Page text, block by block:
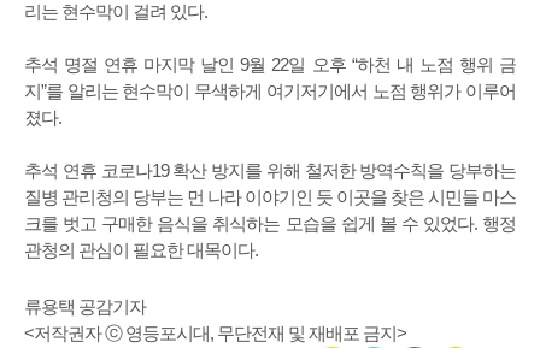
리는 현수막이 걸려 있다.
추석 명절 연휴 마지막 날인 9월 22일 오후 “하천 내 노점 행위 금
지”를 알리는 현수막이 무색하게 여기저기에서 노점 행위가 이루어
졌다.
추석 연휴 코로나19 확산 방지를 위해 철저한 방역수칙을 당부하는
질병 관리청의 당부는 먼 나라 이야기인 듯 이곳을 찾은 시민들 마스
크를 벗고 구매한 음식을 취식하는 모습을 쉽게 볼 수 있었다. 행정
관청의 관심이 필요한 대목이다.
류용택 공감기자
<저작권자 ⓒ 영등포시대, 무단전재 및 재배포 금지>